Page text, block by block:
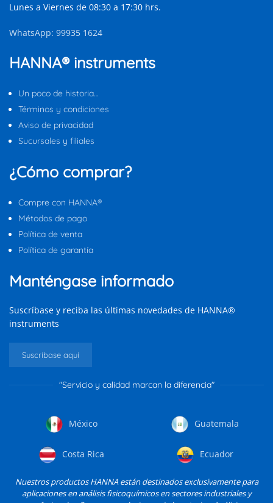
Lunes a Viernes de 08:30 a 17:30 hrs.
WhatsApp: 99935 1624
HANNA® instruments
Un poco de historia…
Términos y condiciones
Aviso de privacidad
Sucursales y filiales
¿Cómo comprar?
Compre con HANNA®
Métodos de pago
Política de venta
Política de garantía
Manténgase informado
Suscríbase y reciba las últimas novedades de HANNA®
instruments
Suscríbase aquí
"Servicio y calidad marcan la diferencia"
México Guatemala
Costa Rica Ecuador
Nuestros productos HANNA están destinados exclusivamente para
aplicaciones en análisis fisicoquímicos en sectores industriales y